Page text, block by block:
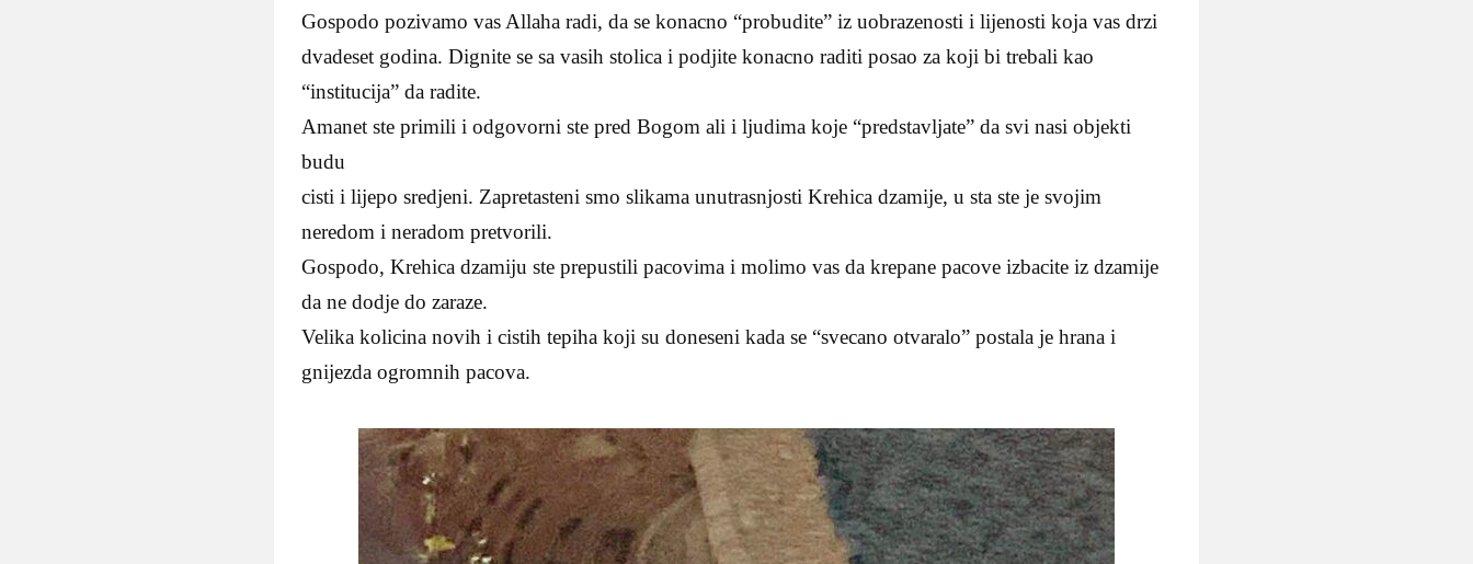
Gospodo pozivamo vas Allaha radi, da se konacno “probudite” iz uobrazenosti i lijenosti koja vas drzi
dvadeset godina. Dignite se sa vasih stolica i podjite konacno raditi posao za koji bi trebali kao
“institucija” da radite.
Amanet ste primili i odgovorni ste pred Bogom ali i ljudima koje “predstavljate” da svi nasi objekti
budu
cisti i lijepo sredjeni. Zapretasteni smo slikama unutrasnjosti Krehica dzamije, u sta ste je svojim
neredom i neradom pretvorili.
Gospodo, Krehica dzamiju ste prepustili pacovima i molimo vas da krepane pacove izbacite iz dzamije
da ne dodje do zaraze.
Velika kolicina novih i cistih tepiha koji su doneseni kada se “svecano otvaralo” postala je hrana i
gnijezda ogromnih pacova.